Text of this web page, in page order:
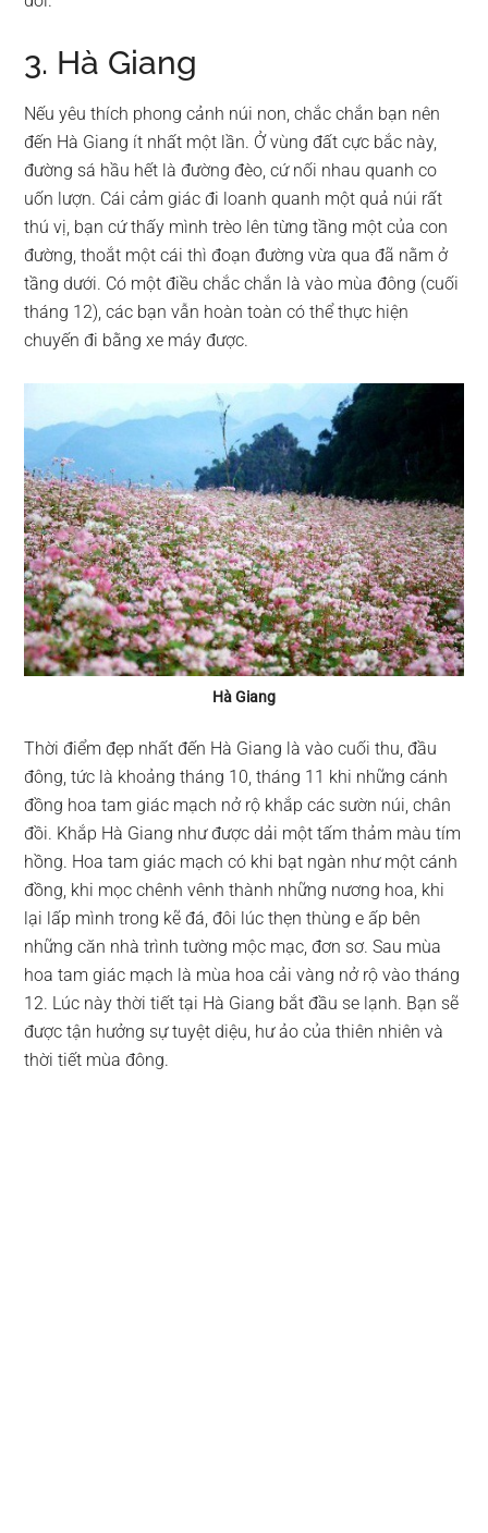
3. Hà Giang
Nếu yêu thích phong cảnh núi non, chắc chắn bạn nên
đến Hà Giang ít nhất một lần. Ở vùng đất cực bắc này,
đường sá hầu hết là đường đèo, cứ nối nhau quanh co
uốn lượn. Cái cảm giác đi loanh quanh một quả núi rất
thú vị, bạn cứ thấy mình trèo lên từng tầng một của con
đường, thoắt một cái thì đoạn đường vừa qua đã nằm ở
tầng dưới. Có một điều chắc chắn là vào mùa đông (cuối
tháng 12), các bạn vẫn hoàn toàn có thể thực hiện
chuyến đi bằng xe máy được.
Hà Giang
Thời điểm đẹp nhất đến Hà Giang là vào cuối thu, đầu
đông, tức là khoảng tháng 10, tháng 11 khi những cánh
đồng hoa tam giác mạch nở rộ khắp các sườn núi, chân
đồi. Khắp Hà Giang như được dải một tấm thảm màu tím
hồng. Hoa tam giác mạch có khi bạt ngàn như một cánh
đồng, khi mọc chênh vênh thành những nương hoa, khi
lại lấp mình trong kẽ đá, đôi lúc thẹn thùng e ấp bên
những căn nhà trình tường mộc mạc, đơn sơ. Sau mùa
hoa tam giác mạch là mùa hoa cải vàng nở rộ vào tháng
12. Lúc này thời tiết tại Hà Giang bắt đầu se lạnh. Bạn sẽ
được tận hưởng sự tuyệt diệu, hư ảo của thiên nhiên và
thời tiết mùa đông.